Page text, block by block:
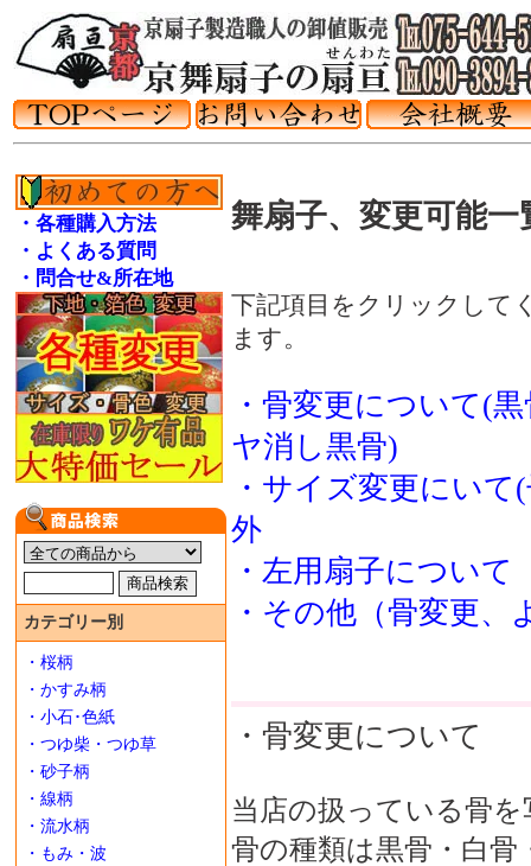
・各種購入方法
・よくある質問
・問合せ&所在地
カテゴリー別
・桜柄
・かすみ柄
・小石･色紙
・つゆ柴・つゆ草
・砂子柄
・線柄
・流水柄
・もみ・波
舞扇子、変更可能一
下記項目をクリックして
ます。
・骨変更について(
ヤ消し黒骨)
・サイズ変更にい
外
・左用扇子について
・その他（骨変更、
・骨変更について
当店の扱っている骨
骨の種類は黒骨・白